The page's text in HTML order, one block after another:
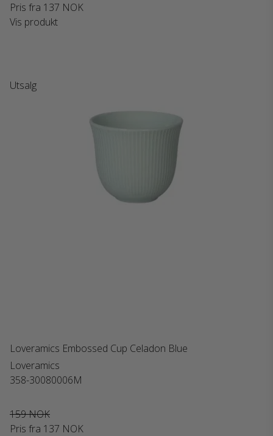
Pris fra 137 NOK
Vis produkt
Utsalg
Loveramics Embossed Cup Celadon Blue
Loveramics
358-30080006M
159 NOK
Pris fra 137 NOK